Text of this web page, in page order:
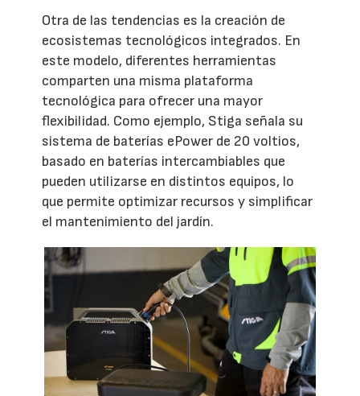
Otra de las tendencias es la creación de
ecosistemas tecnológicos integrados. En
este modelo, diferentes herramientas
comparten una misma plataforma
tecnológica para ofrecer una mayor
flexibilidad. Como ejemplo, Stiga señala su
sistema de baterías ePower de 20 voltios,
basado en baterías intercambiables que
pueden utilizarse en distintos equipos, lo
que permite optimizar recursos y simplificar
el mantenimiento del jardín.